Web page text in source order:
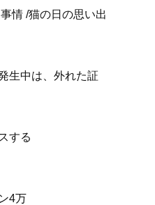
情 /猫の日の思い出
生中は、外れた証
する
4万